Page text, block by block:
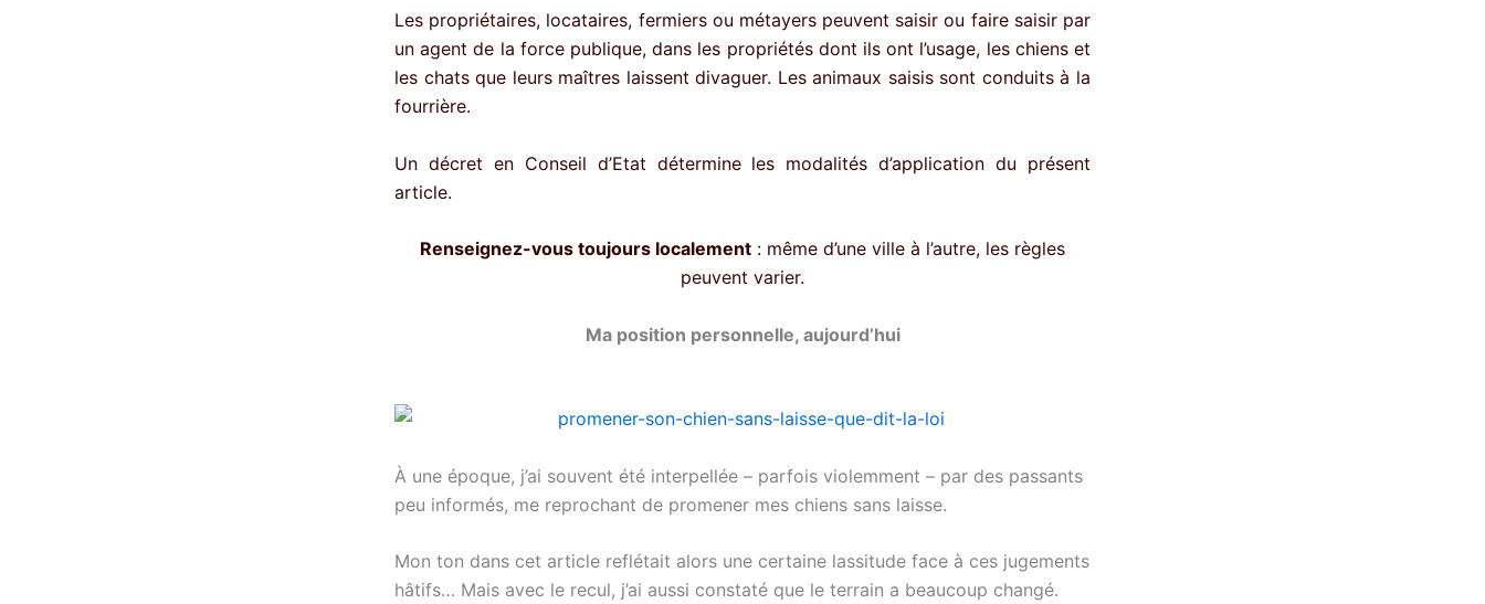
Les propriétaires, locataires, fermiers ou métayers peuvent saisir ou faire saisir par
un agent de la force publique, dans les propriétés dont ils ont l’usage, les chiens et
les chats que leurs maîtres laissent divaguer. Les animaux saisis sont conduits à la
fourrière.
Un décret en Conseil d’Etat détermine les modalités d’application du présent
article.
Renseignez-vous toujours localement : même d’une ville à l’autre, les règles
peuvent varier.
Ma position personnelle, aujourd’hui
À une époque, j’ai souvent été interpellée – parfois violemment – par des passants
peu informés, me reprochant de promener mes chiens sans laisse.
Mon ton dans cet article reflétait alors une certaine lassitude face à ces jugements
hâtifs… Mais avec le recul, j’ai aussi constaté que le terrain a beaucoup changé.